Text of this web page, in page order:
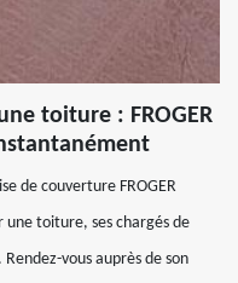
toiture : FROGER
de couverture FROGER
une toiture, ses chargés de
vous auprès de son